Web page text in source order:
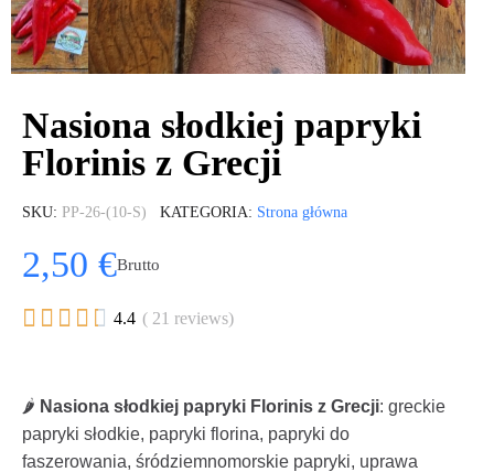
Nasiona słodkiej papryki
Florinis z Grecji
SKU PP-26-(10-S) KATEGORIA Strona główna
2,50 €Brutto
     4.4 ( 21 reviews)
🌶️ Nasiona słodkiej papryki Florinis z Grecji: greckie
papryki słodkie, papryki florina, papryki do
faszerowania, śródziemnomorskie papryki, uprawa